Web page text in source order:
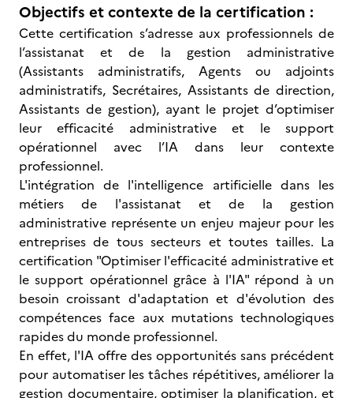
Objectifs et contexte de la certification :
Cette certification s’adresse aux professionnels de
l’assistanat et de la gestion administrative
(Assistants administratifs, Agents ou adjoints
administratifs, Secrétaires, Assistants de direction,
Assistants de gestion), ayant le projet d’optimiser
leur efficacité administrative et le support
opérationnel avec l’IA dans leur contexte
professionnel.
L'intégration de l'intelligence artificielle dans les
métiers de l'assistanat et de la gestion
administrative représente un enjeu majeur pour les
entreprises de tous secteurs et toutes tailles. La
certification "Optimiser l'efficacité administrative et
le support opérationnel grâce à l'IA" répond à un
besoin croissant d'adaptation et d'évolution des
compétences face aux mutations technologiques
rapides du monde professionnel.
En effet, l'IA offre des opportunités sans précédent
pour automatiser les tâches répétitives, améliorer la
gestion documentaire, optimiser la planification, et